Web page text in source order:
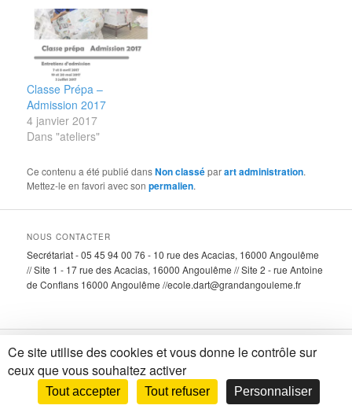
Classe Prépa –
Admission 2017
4 janvier 2017
Dans "ateliers"
Ce contenu a été publié dansNon classéparart administration.
Mettez-le en favori avec sonpermalien.
NOUS CONTACTER
Secrétariat - 05 45 94 00 76 - 10 rue des Acacias, 16000 Angoulême
// Site 1 - 17 rue des Acacias, 16000 Angoulême // Site 2 - rue Antoine
de Conflans 16000 Angoulême //ecole.dart@grandangouleme.fr
Fièrement propulsé par WordPress
Ce site utilise des cookies et vous donne le contrôle sur
ceux que vous souhaitez activer
Tout accepter Tout refuser Personnaliser